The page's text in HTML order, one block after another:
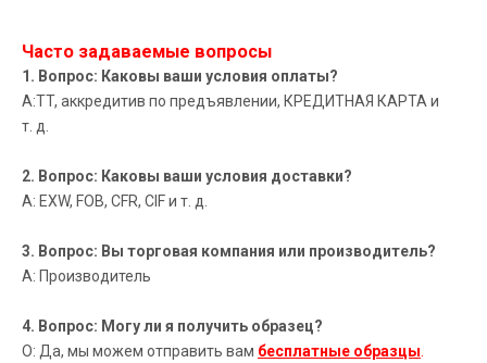
Часто задаваемые вопросы
1. Вопрос: Каковы ваши условия оплаты?
A:TT, аккредитив по предъявлении, КРЕДИТНАЯ КАРТА и
т. д.
2. Вопрос: Каковы ваши условия доставки?
А: EXW, FOB, CFR, CIF и т. д.
3. Вопрос: Вы торговая компания или производитель?
А: Производитель
4. Вопрос: Могу ли я получить образец?
О: Да, мы можем отправить вам бесплатные образцы